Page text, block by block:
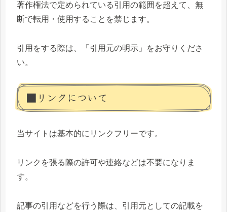
著作権法で定められている引用の範囲を超えて、無
断で転用・使用することを禁じます。
引用をする際は、「引用元の明示」をお守りくださ
い。
■リンクについて
当サイトは基本的にリンクフリーです。
リンクを張る際の許可や連絡などは不要になりま
す。
記事の引用などを行う際は、引用元としての記載を